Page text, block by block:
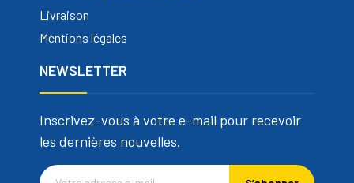
Livraison
Mentions légales
NEWSLETTER
Inscrivez-vous à votre e-mail pour recevoir
les dernières nouvelles.